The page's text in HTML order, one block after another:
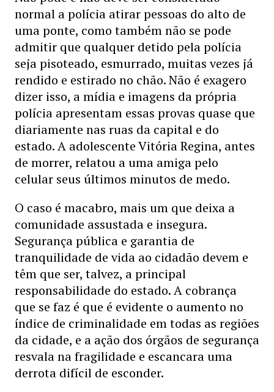
normal a polícia atirar pessoas do alto de
uma ponte, como também não se pode
admitir que qualquer detido pela polícia
seja pisoteado, esmurrado, muitas vezes já
rendido e estirado no chão. Não é exagero
dizer isso, a mídia e imagens da própria
polícia apresentam essas provas quase que
diariamente nas ruas da capital e do
estado. A adolescente Vitória Regina, antes
de morrer, relatou a uma amiga pelo
celular seus últimos minutos de medo.
O caso é macabro, mais um que deixa a
comunidade assustada e insegura.
Segurança pública e garantia de
tranquilidade de vida ao cidadão devem e
têm que ser, talvez, a principal
responsabilidade do estado. A cobrança
que se faz é que é evidente o aumento no
índice de criminalidade em todas as regiões
da cidade, e a ação dos órgãos de segurança
resvala na fragilidade e escancara uma
derrota difícil de esconder.